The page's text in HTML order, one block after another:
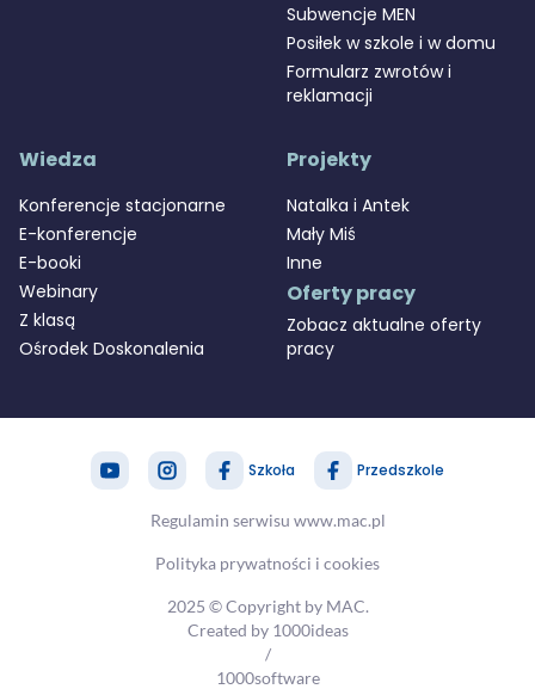
O MAC sklep
zapytaj nas MAC Stref@
Subwencje MEN
Posiłek w szkole i w domu
Formularz zwrotów i
reklamacji
Wiedza
Konferencje stacjonarne
E-konferencje
E-booki
Webinary
Z klasą
Ośrodek Doskonalenia
Projekty
Natalka i Antek
Mały Miś
Inne
Oferty pracy
Zobacz aktualne oferty
pracy
Szkoła Przedszkole
Regulamin serwisu www.mac.pl
Polityka prywatności i cookies
2025 © Copyright by MAC.
Created by 1000ideas
/
1000software